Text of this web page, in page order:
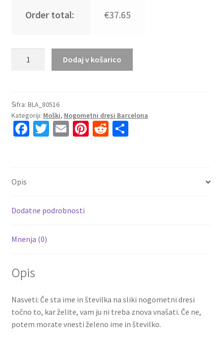
Order total: €37.65
dresi
Barcelona
Tretji
Rokav
hlače
8
Dodaj v košarico
Šifra: BLA_80516
Kategoriji: Moški, Nogometni dresi Barcelona
Fa
k
T E Pi R S
Opis
Dodatne podrobnosti
Mnenja (0)
Opis
Nasveti: Če sta ime in številka na sliki nogometni dresi
točno to, kar želite, vam ju ni treba znova vnašati. Če ne,
potem morate vnesti želeno ime in številko.